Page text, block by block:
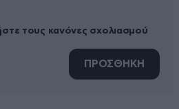
τους κανόνες σχολιασμού
ΠΡΟΣΘΗΚΗ